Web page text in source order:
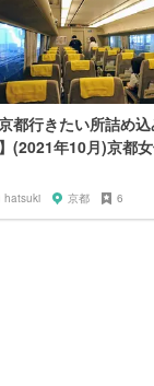
京都行きたい所詰め
(2021年10月)京都
hatsuki 京都 6